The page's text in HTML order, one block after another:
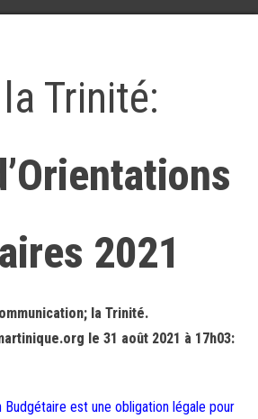
Trinité:
2021
la Trinité.
le 31 août 2021 à 17h03:
Budgétaire est une obligation légale pour